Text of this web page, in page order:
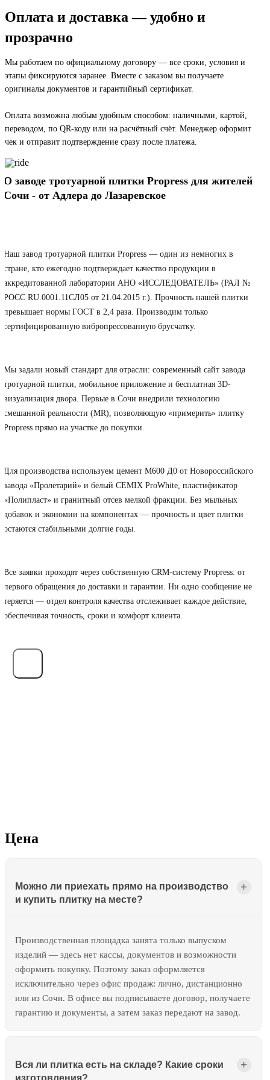
Оплата и доставка — удобно и
прозрачно
Мы работаем по официальному договору — все сроки, условия и
этапы фиксируются заранее. Вместе с заказом вы получаете
оригиналы документов и гарантийный сертификат.
Оплата возможна любым удобным способом: наличными, картой,
переводом, по QR-коду или на расчётный счёт. Менеджер оформит
чек и отправит подтверждение сразу после платежа.
О заводе тротуарной плитки Propress для жителей
Сочи - от Адлера до Лазаревское
Наш завод тротуарной плитки Propress — один из немногих в
стране, кто ежегодно подтверждает качество продукции в
аккредитованной лаборатории АНО «ИССЛЕДОВАТЕЛЬ» (РАЛ №
РОСС RU.0001.11СЛ05 от 21.04.2015 г.). Прочность нашей плитки
превышает нормы ГОСТ в 2,4 раза. Производим только
сертифицированную вибропрессованную брусчатку.
Мы задали новый стандарт для отрасли: современный сайт завода
тротуарной плитки, мобильное приложение и бесплатная 3D-
визуализация двора. Первые в Сочи внедрили технологию
смешанной реальности (MR), позволяющую «примерить» плитку
Propress прямо на участке до покупки.
Для производства используем цемент М600 Д0 от Новороссийского
завода «Пролетарий» и белый CEMIX ProWhite, пластификатор
«Полипласт» и гранитный отсев мелкой фракции. Без мыльных
добавок и экономии на компонентах — прочность и цвет плитки
остаются стабильными долгие годы.
Все заявки проходят через собственную CRM-систему Propress: от
первого обращения до доставки и гарантии. Ни одно сообщение не
теряется — отдел контроля качества отслеживает каждое действие,
обеспечивая точность, сроки и комфорт клиента.
Цена
Можно ли приехать прямо на производство
и купить плитку на месте?
Производственная площадка занята только выпуском
изделий — здесь нет кассы, документов и возможности
оформить покупку. Поэтому заказ оформляется
исключительно через офис продаж: лично, дистанционно
или из Сочи. В офисе вы подписываете договор, получаете
гарантию и документы, а затем заказ передают на завод.
Вся ли плитка есть на складе? Какие сроки
изготовления?